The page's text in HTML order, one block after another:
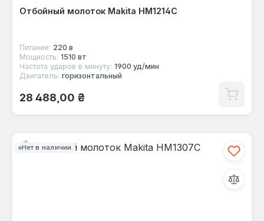
Отбойный молоток Makita HM1214C
Питание: 220 в
Мощность: 1510 вт
Частота ударов в минуту: 1900 уд/мин
Двигатель: горизонтальный
Обычная цена:
28 488,00 ₴
Нет в наличии